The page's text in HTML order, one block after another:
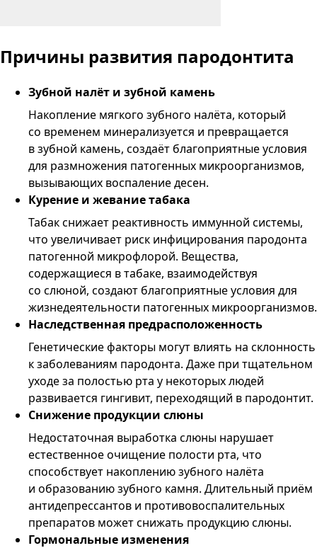
Причины развития пародонтита
Зубной налёт и зубной камень
Накопление мягкого зубного налёта, который
со временем минерализуется и превращается
в зубной камень, создаёт благоприятные условия
для размножения патогенных микроорганизмов,
вызывающих воспаление десен.
Курение и жевание табака
Табак снижает реактивность иммунной системы,
что увеличивает риск инфицирования пародонта
патогенной микрофлорой. Вещества,
содержащиеся в табаке, взаимодействуя
со слюной, создают благоприятные условия для
жизнедеятельности патогенных микроорганизмов.
Наследственная предрасположенность
Генетические факторы могут влиять на склонность
к заболеваниям пародонта. Даже при тщательном
уходе за полостью рта у некоторых людей
развивается гингивит, переходящий в пародонтит.
Снижение продукции слюны
Недостаточная выработка слюны нарушает
естественное очищение полости рта, что
способствует накоплению зубного налёта
и образованию зубного камня. Длительный приём
антидепрессантов и противовоспалительных
препаратов может снижать продукцию слюны.
Гормональные изменения